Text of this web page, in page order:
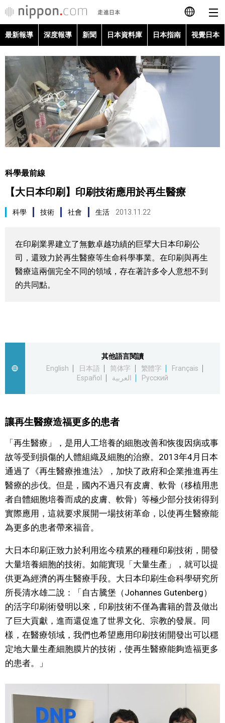
日本語
English
Français
Español
Русский
最新報導
深度報導
日本指南
視覺日本
臺灣香港
財經
文化
科學技術
生活
運動
娛樂
教育
工作勞動
家庭
醫療健康
最新報導 深度報導 新聞 日本資料庫 日本指南 視覺日本
科學最前線
【大日本印刷】印刷技術應用於再生醫療
科學 技術 社會 生活 2013.11.22
在印刷業界建立了無數卓越功績的巨擘大日本印刷公
司，還致力於再生醫療等生命科學事業。在印刷與再生
醫療這兩個完全不同的領域，存在著許多令人意想不到
的共同點。
其他語言閱讀
English
日本語 简体字 繁體字
Français
Español
العربية Русский
讓再生醫療造福更多的患者
「再生醫療」，是用人工培養的細胞改善和恢復因病或事
故等受到損傷的人體組織及細胞的治療。2013年4月日本
通過了《再生醫療推進法》，加快了政府和企業推進再生
醫療的步伐。但是，國內不過只有皮膚、軟骨（移植用患
者自體細胞培養而成的皮膚、軟骨）等極少部分技術得到
實際應用，這就要求展開一場技術革命，以使再生醫療能
為更多的患者帶來福音。
大日本印刷正致力於利用迄今積累的種種印刷技術，開發
大量培養細胞的技術。如能實現「大量生產」，就可以提
供更為經濟的再生醫療手段。大日本印刷生命科學研究所
所長清水雄二說：「自古騰堡（Johannes Gutenberg）
的活字印刷術發明以來，印刷技術不僅為書籍的普及做出
了巨大貢獻，進而還促進了世界文化、宗教的發展。同
樣，在醫療領域，我們也希望應用印刷技術開發出可以穩
定地大量生產細胞膜片的技術，使再生醫療能夠造福更多
的患者。」